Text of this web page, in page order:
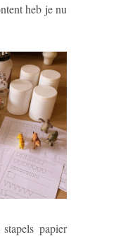
heb je nu
papier